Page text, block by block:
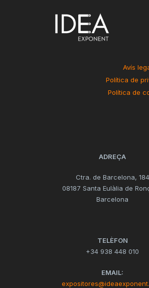
Avís
Política de
Política de
ADREÇA
Ctra. de Barcelona, 184
08187 Santa Eulàlia de
Barcelona
TELÈFON
+34 938 448 010
EMAIL: